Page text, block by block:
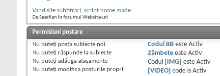
Vand site subtitrari, script home made.
De SeerKan în forumul Website-uri
Permisiuni postare
Nu puteţi posta subiecte noi.
Nu puteţi răspunde la subiecte
Nu puteţi adăuga ataşamente
Nu puteţi modifica posturile proprii
Codul BBeste Activ
Zâmbeteeste Activ
Codul
[IMG] este Activ
[VIDEO]
code is Activ